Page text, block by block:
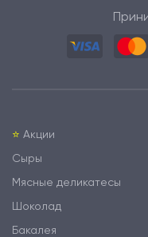
⭐️ Акции
Сыры
Мясные деликатесы
Шоколад
Бакалея